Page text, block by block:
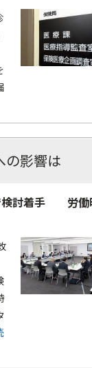
影響は
検討着手 労働